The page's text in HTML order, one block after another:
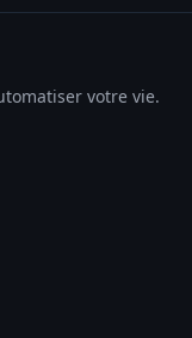
votre vie.